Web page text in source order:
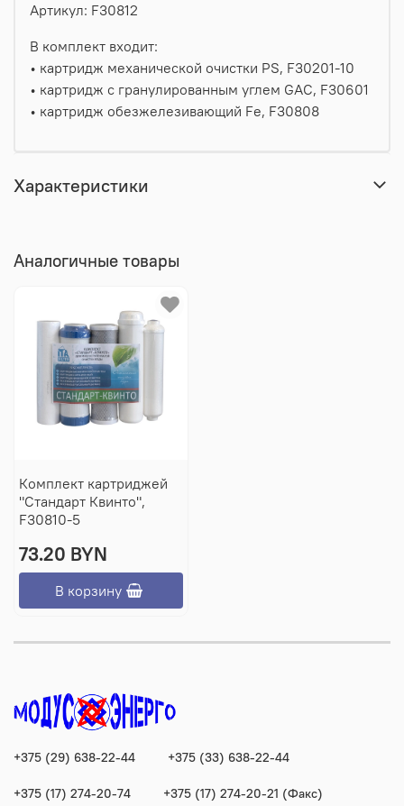
Артикул: F30812
В комплект входит:
• картридж механической очистки PS, F30201-10
• картридж с гранулированным углем GAC, F30601
• картридж обезжелезивающий Fe, F30808
Характеристики
Аналогичные товары
Комплект картриджей
"Стандарт Квинто",
F30810-5
73.20 BYN
В корзину
+375 (29) 638-22-44 +375 (33) 638-22-44
+375 (17) 274-20-74 +375 (17) 274-20-21 (Факс)